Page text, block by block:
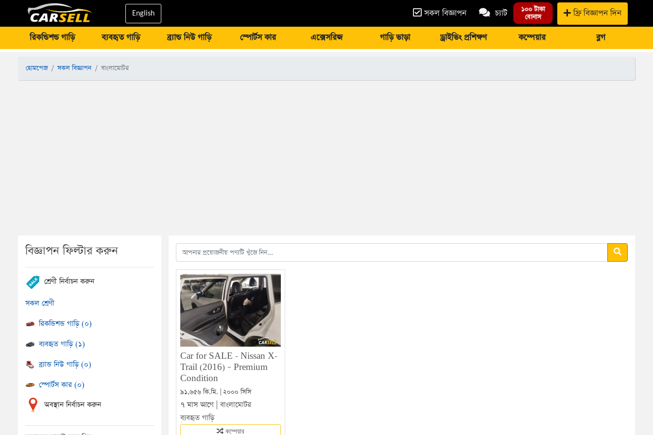
English সকল বিজ্ঞাপন চ্যাট ১০০ টাকা
বোনাস ফ্রি বিজ্ঞাপন দিন
রিকন্ডিশন্ড গাড়ি ব্যবহৃত গাড়ি ব্র্যান্ড নিউ গাড়ি স্পোর্টস কার এক্সেসরিজ গাড়ি ভাড়া ড্রাইভিং প্রশিক্ষণ কম্পেয়ার ব্লগ
হোমপেজ সকল বিজ্ঞাপন বাংলামোটর
বিজ্ঞাপন ফিল্টার করুন
শ্রেণী নির্বাচন করুন
সকল শ্রেণী
রিকন্ডিশন্ড গাড়ি (০)
ব্যবহৃত গাড়ি (১)
ব্র্যান্ড নিউ গাড়ি (০)
স্পোর্টস কার (০)
অবস্থান নির্বাচন করুন
Car for SALE - Nissan X-
Trail (2016) – Premium
Condition
৯১,৬৫৬ কি.মি. | ২০০০ সিসি
৭ মাস আগে |বাংলামোটর
ব্যবহৃত গাড়ি
কম্পেয়ার